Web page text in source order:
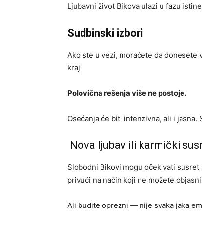
Ljubavni život Bikova ulazi u fazu
Sudbinski izbori
Ako ste u vezi, moraćete da
kraj.
Polovična rešenja više ne postoje.
Osećanja će biti intenzivna, ali i
Nova ljubav ili karmički
Slobodni Bikovi mogu očekivati
privući na način koji ne možete
Ali budite oprezni — nije svaka jaka